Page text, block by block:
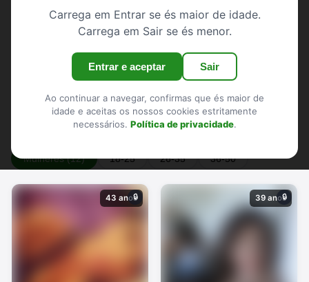
Carrega em Entrar se és maior de idade.
Carrega em Sair se és menor.
Entrar e aceptar Sair
Ao continuar a navegar, confirmas que és maior de
idade e aceitas os nossos cookies estritamente
necessários. Política de privacidade.
Mondim de Basto Montalegre Murça
Ribeira de Pena Santa Marta de Penaguião
Valpaços Vila Pouca de Aguiar Vila Real
Mulheres (12) 18-25 26-35 36-50
43 anos
🔒 39 anos
🔒